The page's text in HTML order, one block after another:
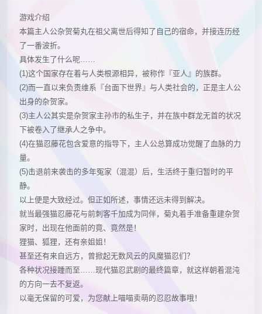
游戏介绍
本篇主人公杂贺菊丸在祖父离世后得知了自己的宿命，并接连历经
了一番波折。
具体发生了什么呢……
(1)这个国家存在着与人类根源相异，被称作『亚人』的族群。
(2)而一直以来负责维系『台面下世界』与人类社会的，正是主人公
出身的杂贺家。
(3)主人公其实是杂贺家主孙市的私生子，并在族中群龙无首的状况
下被卷入了继承人之争中。
(4)在猫忍藤花包含爱意的指导下，主人公总算成功觉醒了血脉的力
量。
(5)击退前来袭击的多年冤家（混混）后，生活终于重归暂时的平
静。
以上便是大致经过。但正如所述，事情还远未得到解决。
就当最强猫忍藤花与前刺客千加成为同伴，菊丸着手准备重建杂贺
家时，出现在他面前的竟、竟然是！
狸猫、狐狸，还有亲姐姐！
甚至还有来自远方，曾掀起无数风云的风魔猫忍们？
各种状况接踵而至……现代猫忍武剧的最终篇章，就这样朝着混沌
的方向一去不复返。
以毫无保留的可爱，为您献上喵喵卖萌的忍忍故事哦！